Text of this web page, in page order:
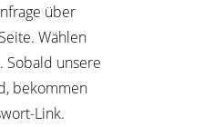
über
Wählen
Sobald unsere
bekommen
Link.